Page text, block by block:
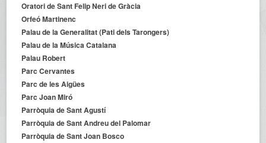
Oratori de Sant Felip Neri de Gràcia
Orfeó Martinenc
Palau de la Generalitat (Pati dels Tarongers)
Palau de la Música Catalana
Palau Robert
Parc Cervantes
Parc de les Aigües
Parc Joan Miró
Parròquia de Sant Agustí
Parròquia de Sant Andreu del Palomar
Parròquia de Sant Joan Bosco